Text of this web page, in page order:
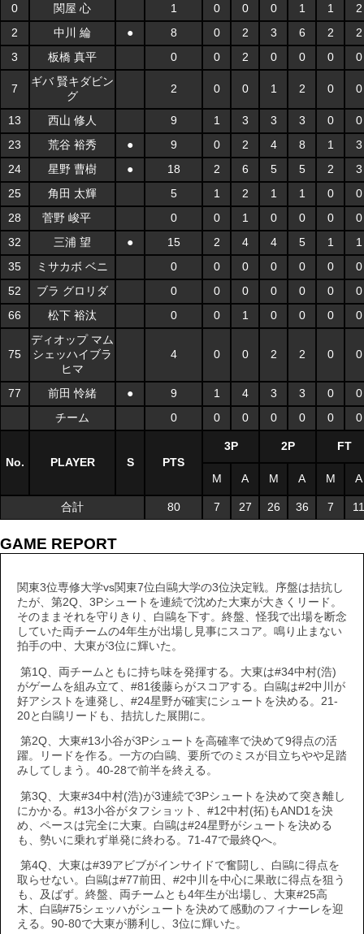
0 関屋 心 1 0 0 0 1 1
2
2
中川 綸 ● 8 0 2 3 6 2
2
3
板橋 真平 0 0 2 0 0 0 0
7
ギバ 賢キダビン
グ
2 0 0 1 2 0 0
13 西山 修人 9 1 3 3 3 0
0
23
荒谷 裕秀 ● 9 0 2 4 8 1
3
24
星野 曹樹 ● 18 2 6 5 5 2
3
25
角田 太輝 5 1 2 1 1 0
0
28
菅野 峻平 0 0 1 0 0 0
0
32
三浦 望 ● 15 2 4 4 5 1
1
35
ミサカボ ベニ 0 0 0 0 0 0
0
52
ブラ グロリダ 0 0 0 0 0 0
0
66
松下 裕汰 0 0 1 0 0 0 0
75
ディオップ マム
シェッハイブラ
ヒマ
4 0 0 2 2 0 0
77 前田 怜緒 ● 9 1 4 3 3 0
0
チーム
0 0 0 0 0 0 0
No. PLAYER S PTS
3P 2P FT
M A M A M A
合計 80 7 27 26 36 7 11
GAME REPORT
関東3位専修大学vs関東7位白鷗大学の3位決定戦。序盤は拮抗し
たが、第2Q、3Pシュートを連続で沈めた大東が大きくリード。
そのままそれを守りきり、白鷗を下す。終盤、怪我で出場を断念
していた両チームの4年生が出場し見事にスコア。鳴り止まない
拍手の中、大東が3位に輝いた。
第1Q、両チームともに持ち味を発揮する。大東は#34中村(浩)
がゲームを組み立て、#81後藤らがスコアする。白鷗は#2中川が
好アシストを連発し、#24星野が確実にシュートを決める。21-
20と白鷗リードも、拮抗した展開に。
第2Q、大東#13小谷が3Pシュートを高確率で決めて9得点の活
躍。リードを作る。一方の白鷗、要所でのミスが目立ちやや足踏
みしてしまう。40-28で前半を終える。
第3Q、大東#34中村(浩)が3連続で3Pシュートを決めて突き離し
にかかる。#13小谷がタフショット、#12中村(拓)もAND1を決
め、ペースは完全に大東。白鷗は#24星野がシュートを決める
も、勢いに乗れず単発に終わる。71-47で最終Qへ。
第4Q、大東は#39アビブがインサイドで奮闘し、白鷗に得点を
取らせない。白鷗は#77前田、#2中川を中心に果敢に得点を狙う
も、及ばず。終盤、両チームとも4年生が出場し、大東#25高
木、白鷗#75シェッハがシュートを決めて感動のフィナーレを迎
える。90-80で大東が勝利し、3位に輝いた。